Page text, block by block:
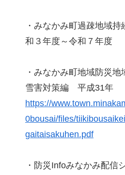
・みなかみ町過疎地域
和３年度～令和７年
・みなかみ町地域防災
雪害対策編 平成31年
https://
0bousai/files/
gaitaisakuhen.pdf
・防災Infoみなかみ配信